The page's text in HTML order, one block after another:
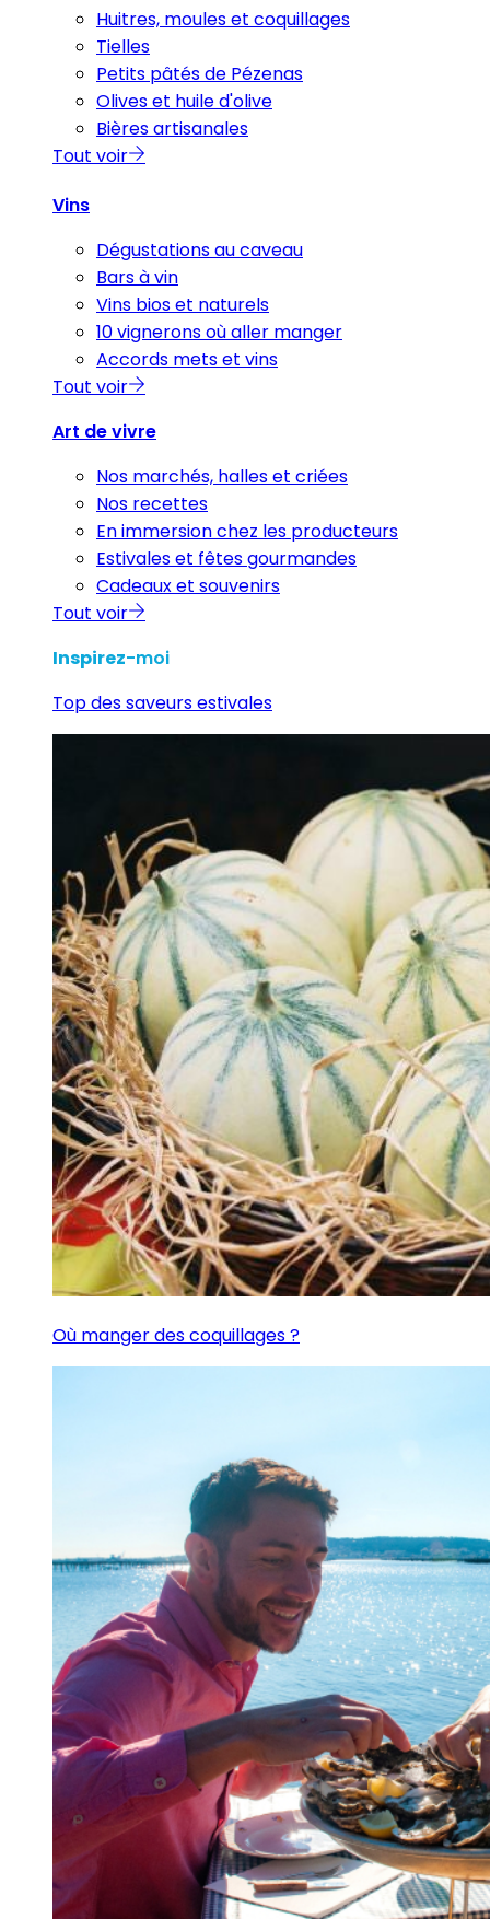
Huitres, moules et coquillages
Tielles
Petits pâtés de Pézenas
Olives et huile d'olive
Bières artisanales
Tout voir
Vins
Dégustations au caveau
Bars à vin
Vins bios et naturels
10 vignerons où aller manger
Accords mets et vins
Tout voir
Art de vivre
Nos marchés, halles et criées
Nos recettes
En immersion chez les producteurs
Estivales et fêtes gourmandes
Cadeaux et souvenirs
Tout voir
Inspirez-moi
Top des saveurs estivales
Où manger des coquillages ?